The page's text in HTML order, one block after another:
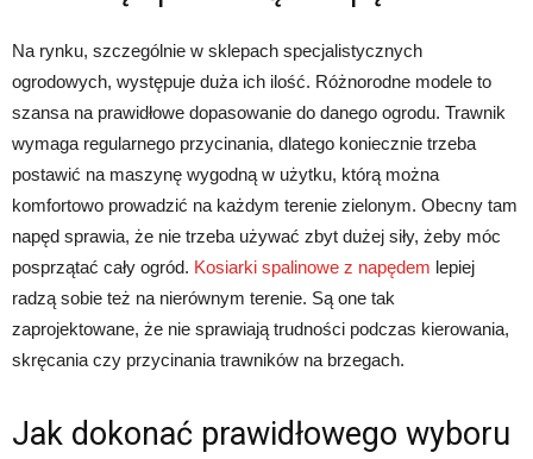
Na rynku, szczególnie w sklepach specjalistycznych
ogrodowych, występuje duża ich ilość. Różnorodne modele to
szansa na prawidłowe dopasowanie do danego ogrodu. Trawnik
wymaga regularnego przycinania, dlatego koniecznie trzeba
postawić na maszynę wygodną w użytku, którą można
komfortowo prowadzić na każdym terenie zielonym. Obecny tam
napęd sprawia, że nie trzeba używać zbyt dużej siły, żeby móc
posprzątać cały ogród. Kosiarki spalinowe z napędem lepiej
radzą sobie też na nierównym terenie. Są one tak
zaprojektowane, że nie sprawiają trudności podczas kierowania,
skręcania czy przycinania trawników na brzegach.
Jak dokonać prawidłowego wyboru